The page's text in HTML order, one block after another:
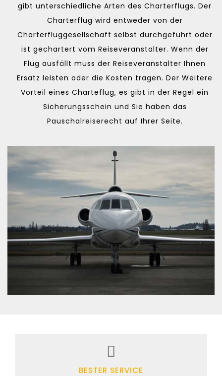
gibt unterschiedliche Arten des Charterflugs. Der
Charterflug wird entweder von der
Charterfluggesellschaft selbst durchgeführt oder
ist gechartert vom Reiseveranstalter. Wenn der
Flug ausfällt muss der Reiseveranstalter Ihnen
Ersatz leisten oder die Kosten tragen. Der Weitere
Vorteil eines Charteflug, es gibt in der Regel ein
Sicherungsschein und Sie haben das
Pauschalreiserecht auf Ihrer Seite.
BESTER SERVICE